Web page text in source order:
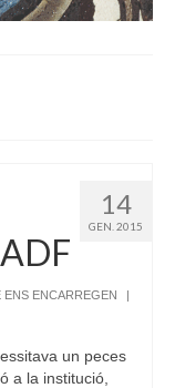
14
GEN. 2015
ENS ENCARREGEN
|
un peces
a la institució,